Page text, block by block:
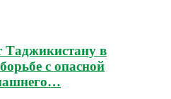
Таджикистану в
с опасной